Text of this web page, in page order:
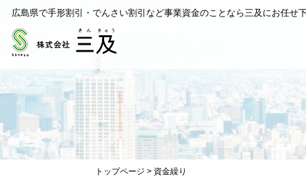
広島県で手形割引・でんさい割引など事業資金のことなら三及にお任せ下
トップページ > 資金繰り